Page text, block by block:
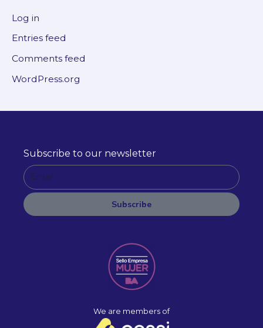
Log in
Entries feed
Comments feed
WordPress.org
Subscribe to our newsletter
E
m
a
i
Subscribe
e
r
n
t
We are members of